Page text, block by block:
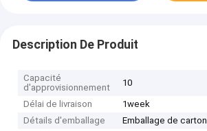
Description De Produit
Capacité
d'approvisionnement
10
Délai de livraison
1week
Détails d'emballage
Emballage de carton